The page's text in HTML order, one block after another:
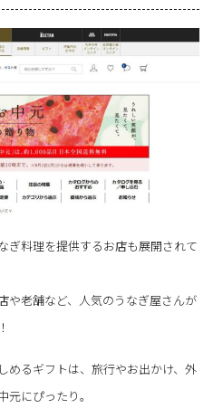
ぎ料理を提供するお店も展開されて
や老舗など、人気のうなぎ屋さんが
めるギフトは、旅行やお出かけ、外
にぴったり。